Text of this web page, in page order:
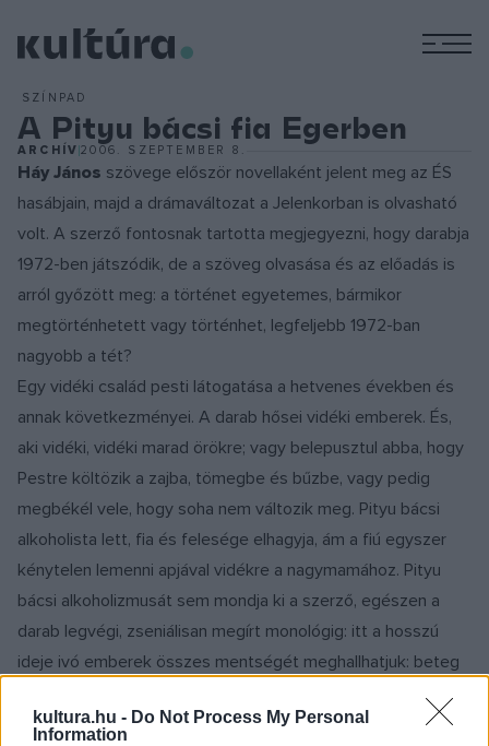
kultura.hu - Do Not Process My Personal
Information
SZÍNPAD
A Pityu bácsi fia Egerben
ARCHÍV2006. SZEPTEMBER 8.
Háy János szövege először novellaként jelent meg az ÉS
hasábjain, majd a drámaváltozat a Jelenkorban is olvasható
volt. A szerző fontosnak tartotta megjegyezni, hogy darabja
1972-ben játszódik, de a szöveg olvasása és az előadás is
arról győzött meg: a történet egyetemes, bármikor
megtörténhetett vagy történhet, legfeljebb 1972-ban
nagyobb a tét?
Egy vidéki család pesti látogatása a hetvenes években és
annak következményei. A darab hősei vidéki emberek. És,
aki vidéki, vidéki marad örökre; vagy belepusztul abba, hogy
Pestre költözik a zajba, tömegbe és bűzbe, vagy pedig
megbékél vele, hogy soha nem változik meg. Pityu bácsi
alkoholista lett, fia és felesége elhagyja, ám a fiú egyszer
kénytelen lemenni apjával vidékre a nagymamához. Pityu
bácsi alkoholizmusát sem mondja ki a szerző, egészen a
darab legvégi, zseniálisan megírt monológig: itt a hosszú
ideje ivó emberek összes mentségét meghallhatjuk: beteg
ritmusra, s érezzük, hogy valójában a kezdetektől fogva